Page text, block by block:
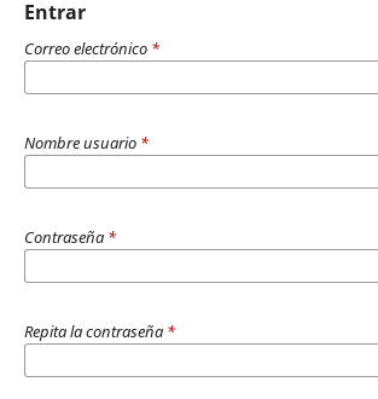
Entrar
Correo electrónico *
Nombre usuario *
Contraseña *
Repita la contraseña *